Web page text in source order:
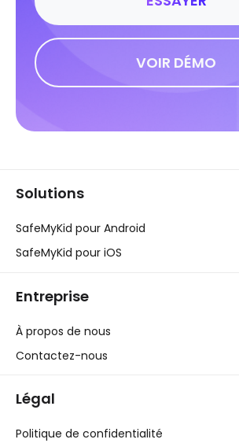
VOIR DÉMO
Solutions
SafeMyKid pour Android
SafeMyKid pour iOS
Entreprise
À propos de nous
Contactez-nous
Légal
Politique de confidentialité